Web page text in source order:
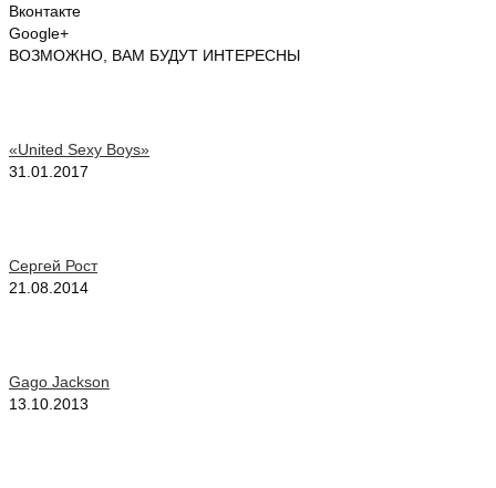
Вконтакте
Google+
ВОЗМОЖНО, ВАМ БУДУТ ИНТЕРЕСНЫ
«United Sexy Boys»
31.01.2017
Сергей Рост
21.08.2014
Gago Jackson
13.10.2013